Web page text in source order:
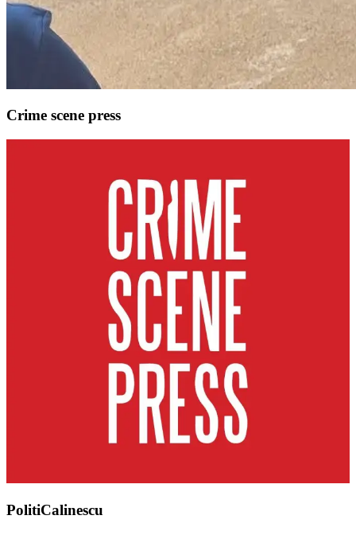
Crime scene press
PolitiCalinescu